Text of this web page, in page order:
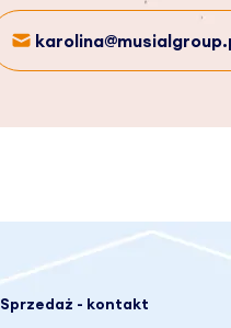
Sprzedaż - kontakt